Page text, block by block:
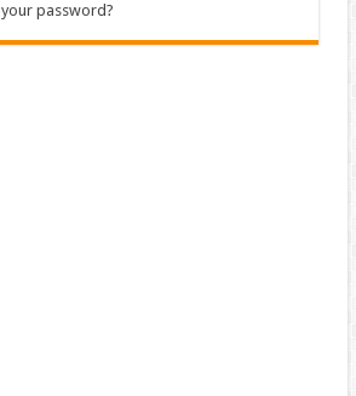
password?